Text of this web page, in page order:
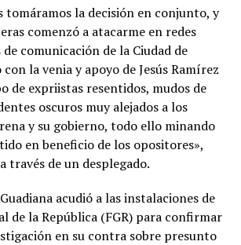
tomáramos la decisión en conjunto, y
comenzó a atacarme en redes
de comunicación de la Ciudad de
la venia y apoyo de Jesús Ramírez
de expriistas resentidos, mudos de
oscuros muy alejados a los
y su gobierno, todo ello minando
en beneficio de los opositores»,
través de un desplegado.
acudió a las instalaciones de
de la República (FGR) para confirmar
en su contra sobre presunto